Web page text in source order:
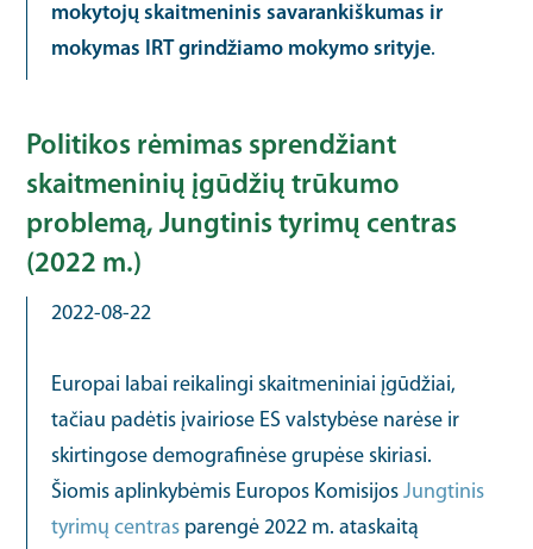
mokytojų skaitmeninis savarankiškumas ir
mokymas IRT grindžiamo mokymo srityje.
Politikos rėmimas sprendžiant
skaitmeninių įgūdžių trūkumo
problemą, Jungtinis tyrimų centras
(2022 m.)
2022-08-22
Europai labai reikalingi skaitmeniniai įgūdžiai,
tačiau padėtis įvairiose ES valstybėse narėse ir
skirtingose demografinėse grupėse skiriasi.
Šiomis aplinkybėmis Europos KomisijosJungtinis
tyrimų centras parengė 2022 m. ataskaitą